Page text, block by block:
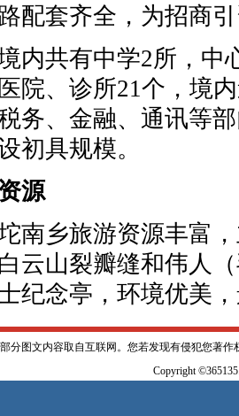
配套齐全，为招商
共有中学2所，中
院、诊所21个，境
务、金融、通讯等
初具规模。
源
乡旅游资源丰富，
云山裂瓣缝和伟人
纪念亭，环境优美
分图文内容取自互联网。您若发现有侵犯您著
Copyright